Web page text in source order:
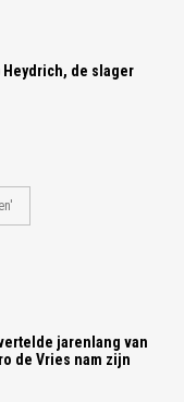
Heydrich, de slager
jarenlang van
de Vries nam zijn